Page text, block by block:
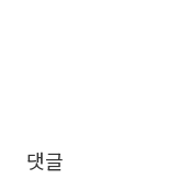
댓글